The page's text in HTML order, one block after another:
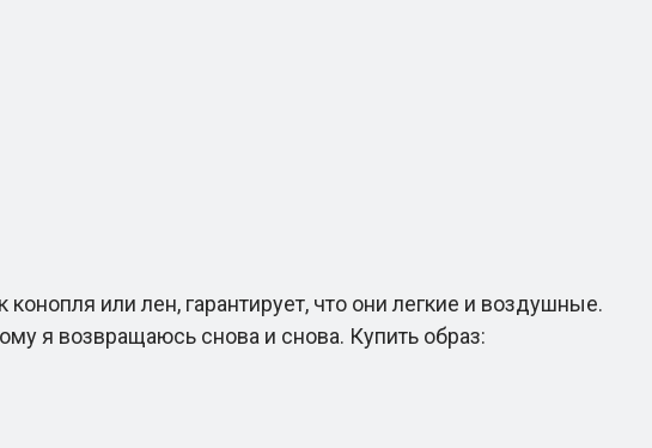
или лен, гарантирует, что они легкие и воздушные.
я возвращаюсь снова и снова. Купить образ: